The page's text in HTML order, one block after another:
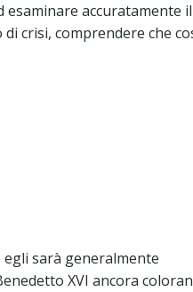
esaminare accuratamente il
crisi, comprendere che
sarà generalmente
XVI ancora